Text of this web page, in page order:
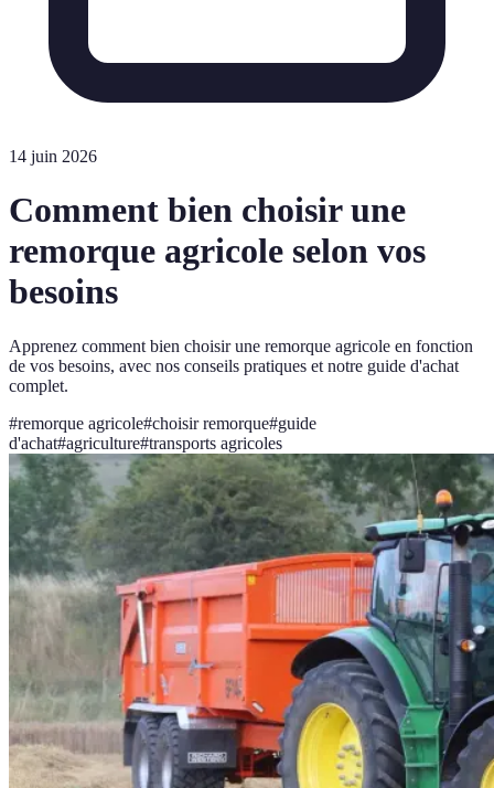
14 juin 2026
Comment bien choisir une
remorque agricole selon vos
besoins
Apprenez comment bien choisir une remorque agricole en fonction
de vos besoins, avec nos conseils pratiques et notre guide d'achat
complet.
#remorque agricole#choisir remorque#guide
d'achat#agriculture#transports agricoles